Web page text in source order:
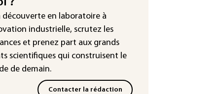
saoudite, le Pakistan et la
ont signé un accord de
?
découverte en laboratoire à
industrielle, scrutez les
et prenez part aux grands
scientifiques qui construisent le
de demain.
Contacter la rédaction